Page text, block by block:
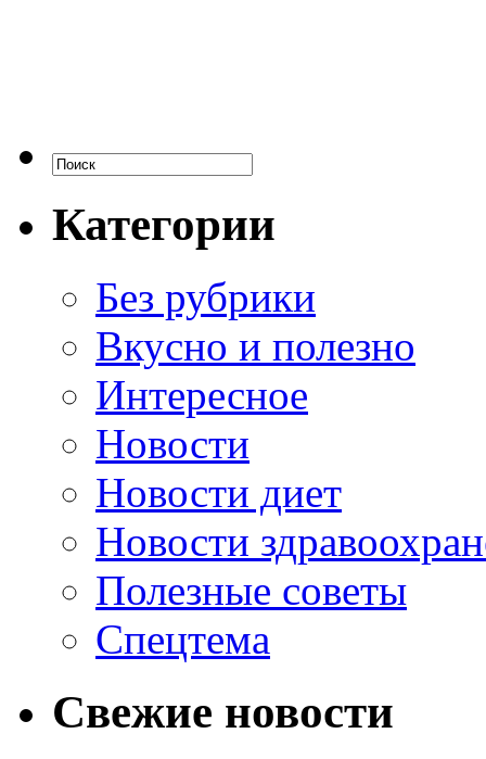
Категории
Без рубрики
Вкусно и полезно
Интересное
Новости
Новости диет
Новости
Полезные советы
Спецтема
Свежие новости